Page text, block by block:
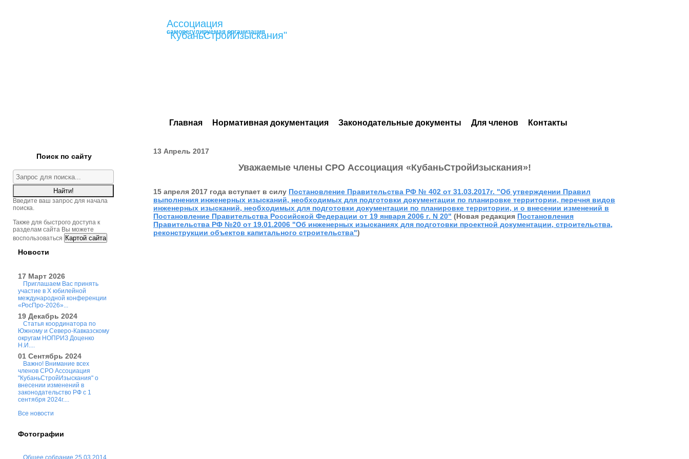
Ассоциация
"КубаньСтройИзыскания"
саморегулируемая организация
Главная Нормативная документация Законодательные документы Для членов Контакты
Поиск по сайту
Введите ваш запрос для начала
поиска.
Также для быстрого доступа к
разделам сайта Вы можете
воспользоваться Картой сайта
Новости
17 Март 2026
Приглашаем Вас принять
участие в X юбилейной
международной конференции
«РосПро-2026»...
19 Декабрь 2024
Статья координатора по
Южному и Северо-Кавказскому
округам НОПРИЗ Доценко
Н.И....
01 Сентябрь 2024
Важно! Внимание всех
членов СРО Ассоциация
"КубаньСтройИзыскания" о
внесении изменений в
законодательство РФ с 1
сентября 2024г....
Все новости
Фотографии
Общее собрание 25.03.2014
13 Апрель 2017
Уважаемые члены СРО Ассоциация «КубаньСтройИзыскания»!
15 апреля 2017 года вступает в силу Постановление Правительства РФ № 402 от 31.03.2017г. "Об утверждении Правил
выполнения инженерных изысканий, необходимых для подготовки документации по планировке территории, перечня видов
инженерных изысканий, необходимых для подготовки документации по планировке территории, и о внесении изменений в
Постановление Правительства Российской Федерации от 19 января 2006 г. N 20" (Новая редакция Постановления
Правительства РФ №20 от 19.01.2006 "Об инженерных изысканиях для подготовки проектной документации, строительства,
реконструкции объектов капитального строительства")